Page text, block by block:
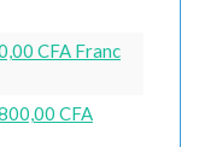
CFA Franc
CFA